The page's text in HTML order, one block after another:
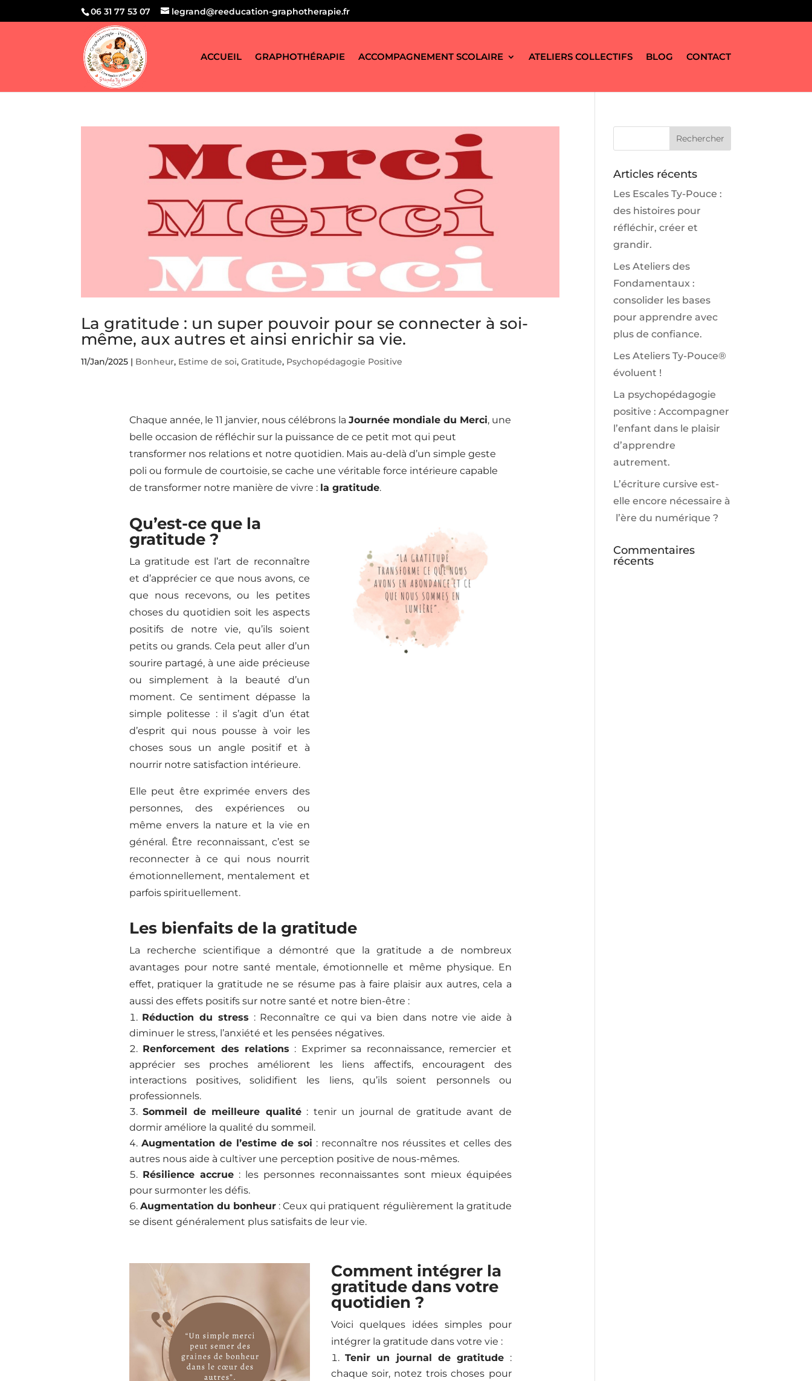
06 31 77 53 07 legrand@reeducation-graphotherapie.fr
ACCUEIL GRAPHOTHÉRAPIE ACCOMPAGNEMENT SCOLAIRE ATELIERS COLLECTIFS BLOG CONTACT
La gratitude : un super pouvoir pour se connecter à soi-
même, aux autres et ainsi enrichir sa vie.
11/Jan/2025 | Bonheur, Estime de soi,Gratitude, Psychopédagogie Positive
Chaque année, le 11 janvier, nous célébrons la Journée mondiale du Merci, une
belle occasion de réfléchir sur la puissance de ce petit mot qui peut
transformer nos relations et notre quotidien. Mais au-delà d’un simple geste
poli ou formule de courtoisie, se cache une véritable force intérieure capable
de transformer notre manière de vivre : la gratitude.
Qu’est-ce que la
gratitude ?
La gratitude est l’art de reconnaître
et d’apprécier ce que nous avons, ce
que nous recevons, ou les petites
choses du quotidien soit les aspects
positifs de notre vie, qu’ils soient
petits ou grands. Cela peut aller d’un
sourire partagé, à une aide précieuse
ou simplement à la beauté d’un
moment. Ce sentiment dépasse la
simple politesse : il s’agit d’un état
d’esprit qui nous pousse à voir les
choses sous un angle positif et à
nourrir notre satisfaction intérieure.
Elle peut être exprimée envers des
personnes, des expériences ou
même envers la nature et la vie en
général. Être reconnaissant, c’est se
reconnecter à ce qui nous nourrit
émotionnellement, mentalement et
parfois spirituellement.
Les bienfaits de la gratitude
La recherche scientifique a démontré que la gratitude a de nombreux
avantages pour notre santé mentale, émotionnelle et même physique. En
effet, pratiquer la gratitude ne se résume pas à faire plaisir aux autres, cela a
aussi des effets positifs sur notre santé et notre bien-être :
Réduction du stress : Reconnaître ce qui va bien dans notre vie aide à
diminuer le stress, l’anxiété et les pensées négatives.
Renforcement des relations : Exprimer sa reconnaissance, remercier et
apprécier ses proches améliorent les liens affectifs, encouragent des
interactions positives, solidifient les liens, qu’ils soient personnels ou
professionnels.
Sommeil de meilleure qualité: tenir un journal de gratitude avant de
dormir améliore la qualité du sommeil.
Augmentation de l’estime de soi : reconnaître nos réussites et celles des
autres nous aide à cultiver une perception positive de nous-mêmes.
Résilience accrue: les personnes reconnaissantes sont mieux équipées
pour surmonter les défis.
Augmentation du bonheur: Ceux qui pratiquent régulièrement la gratitude
se disent généralement plus satisfaits de leur vie.
Comment intégrer la
gratitude dans votre
quotidien ?
Voici quelques idées simples pour
intégrer la gratitude dans votre vie :
Tenir un journal de gratitude :
chaque soir, notez trois choses pour
Articles récents
Les Escales Ty-Pouce :
des histoires pour
réfléchir, créer et
grandir.
Les Ateliers des
Fondamentaux :
consolider les bases
pour apprendre avec
plus de confiance.
Les Ateliers Ty-Pouce®
évoluent !
La psychopédagogie
positive : Accompagner
l’enfant dans le plaisir
d’apprendre
autrement.
L’écriture cursive est-
elle encore nécessaire à
l’ère du numérique ?
Commentaires
récents